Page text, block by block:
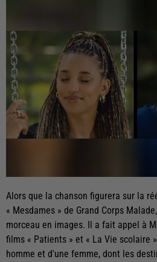
Alors que la chanson figurera sur la
« Mesdames » de Grand Corps
morceau en images. Il a fait appel à
films « Patients » et « La Vie scolaire
homme et d'une femme, dont les